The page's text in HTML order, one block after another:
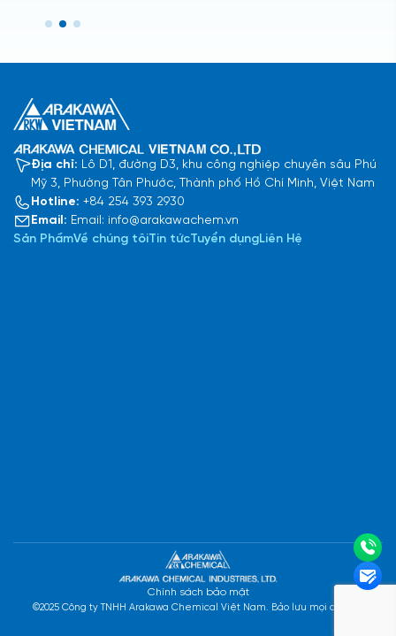
Địa chỉ: Lô D1, đường D3, khu công nghiệp chuyên sâu Phú
Mỹ 3, Phường Tân Phước, Thành phố Hồ Chí Minh, Việt Nam
Hotline: +84 254 393 2930
Email: Email: info@arakawachem.vn
Sản PhẩmVề chúng tôiTin tứcTuyển dụngLiên Hệ
©2025 Công ty TNHH Arakawa Chemical Việt Nam. Bảo lưu mọi quyền.
Chính sách bảo mật